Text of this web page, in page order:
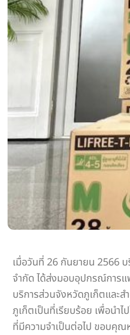
เมื่อวันที่ 26 กันยายน 2566 บ
จำกัด ได้ส่งมอบอุปกรณ์การ
บริการส่วนจังหวัดภูเก็ตและส
ภูเก็ตเป็นที่เรียบร้อย เพื่อนำไ
ที่มีความจำเป็นต่อไป ขอบคุ